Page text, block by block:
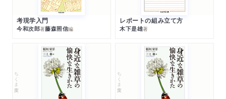
考現学入門
今和次郎著藤森照信編
レポートの組み立て方
木下是雄著
ちくま文庫 ちくま文庫